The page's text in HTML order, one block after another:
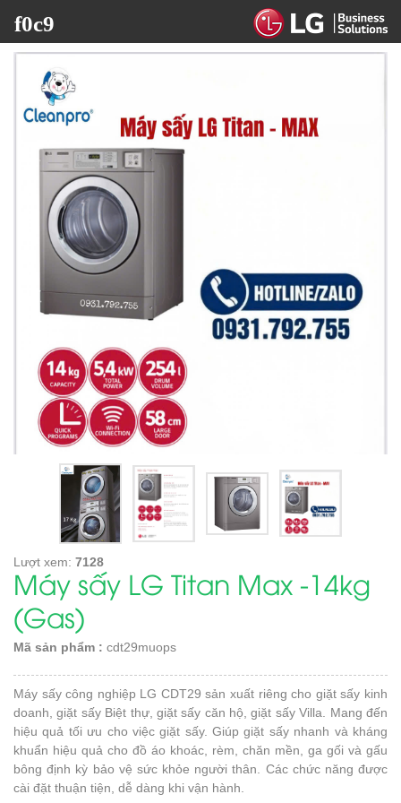
Lượt xem: 7128
Máy sấy LG Titan Max -14kg
(Gas)
Mã sản phẩm : cdt29muops
Máy sấy công nghiệp LG CDT29 sản xuất riêng cho giặt sấy kinh
doanh, giặt sấy Biệt thự, giặt sấy căn hộ, giặt sấy Villa. Mang đến
hiệu quả tối ưu cho việc giặt sấy. Giúp giặt sấy nhanh và kháng
khuẩn hiệu quả cho đồ áo khoác, rèm, chăn mền, ga gối và gấu
bông định kỳ bảo vệ sức khỏe người thân. Các chức năng được
cài đặt thuận tiện, dễ dàng khi vận hành.